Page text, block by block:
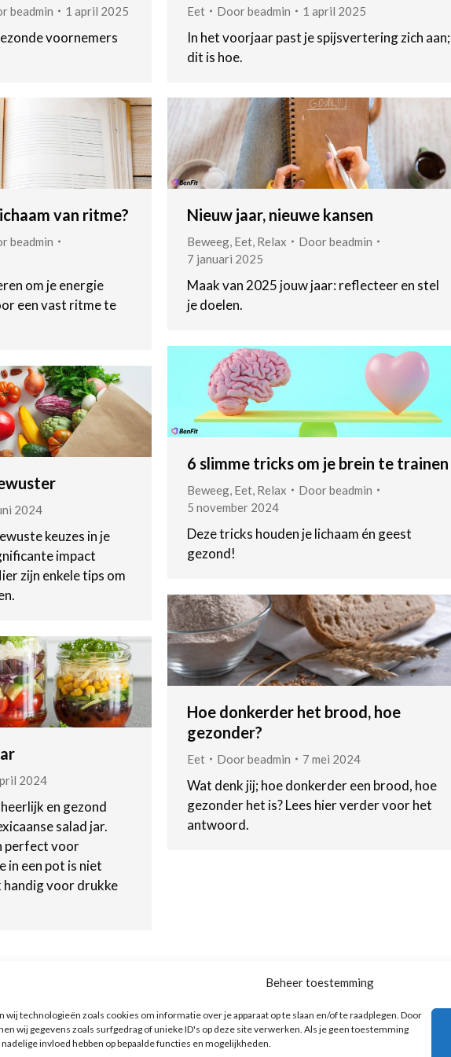
Beheer toestemming
technologieën zoals cookies om informatie over je apparaat op te slaan en/of te raadplegen. Door
wij gegevens zoals surfgedrag of unieke ID's op deze site verwerken. Als je geen toestemming
invloed hebben op bepaalde functies en mogelijkheden.
beadmin 1 april 2025
voornemers
Eet Doorbeadmin 1 april 2025
In het voorjaar past je spijsvertering zich aan;
dit is hoe.
van ritme?
beadmin
om je energie
een vast ritme te
Nieuw jaar, nieuwe kansen
Beweeg, Eet, Relax Doorbeadmin
7 januari 2025
Maak van 2025 jouw jaar: reflecteer en stel
je doelen.
6 slimme tricks om je brein te trainen
Beweeg, Eet, Relax Doorbeadmin
5 november 2024
Deze tricks houden je lichaam én geest
gezond!
2024
keuzes in je
impact
zijn enkele tips om
Hoe donkerder het brood, hoe
gezonder?
Eet Doorbeadmin 7 mei 2024
Wat denk jij; hoe donkerder een brood, hoe
gezonder het is? Lees hier verder voor het
antwoord.
2024
en gezond
salad jar.
perfect voor
in een pot is niet
handig voor drukke
3 4 5 …